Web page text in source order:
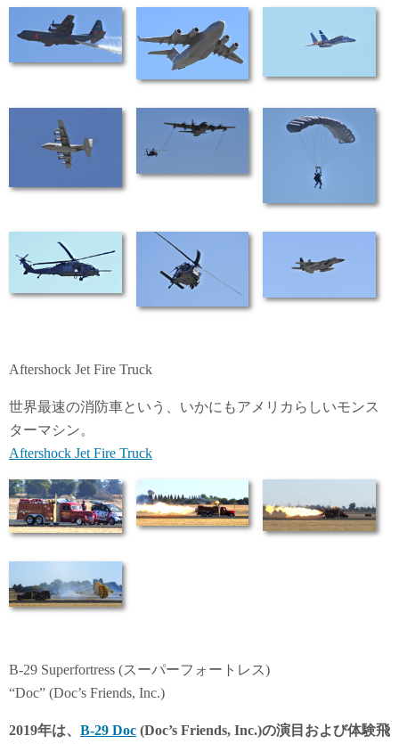
Aftershock Jet Fire Truck
世界最速の消防車という、いかにもアメリカらしいモンス
ターマシン。
Aftershock Jet Fire Truck
B-29 Superfortress (スーパーフォートレス)
“Doc” (Doc’s Friends, Inc.)
2019年は、 B-29 Doc (Doc’s Friends, Inc.)の演目および体験飛